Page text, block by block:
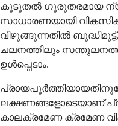
കൂടുതൽ ഗുരുതരമായ
സാധാരണയായി
വിഴുങ്ങുന്നതിൽ
ചലനത്തിലും
ഉൾപ്പെടാം.
ലക്ഷണങ്ങളോടെയാണ്
കാലക്രമേണ ക്രമേണ